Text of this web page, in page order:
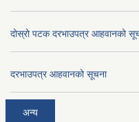
दोस्रो पटक दरभाउपत्र आहवानको
दरभाउपत्र आहवानको सूचना
अन्य